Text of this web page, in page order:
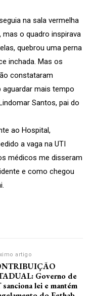
na sala vermelha
mas o quadro inspirava
quebrou uma perna
inchada. Mas os
constataram
mais tempo
Santos, pai do
ao Hospital,
a vaga na UTI
médicos me disseram
e como chegou
artigo
Governo de
lei e mantém